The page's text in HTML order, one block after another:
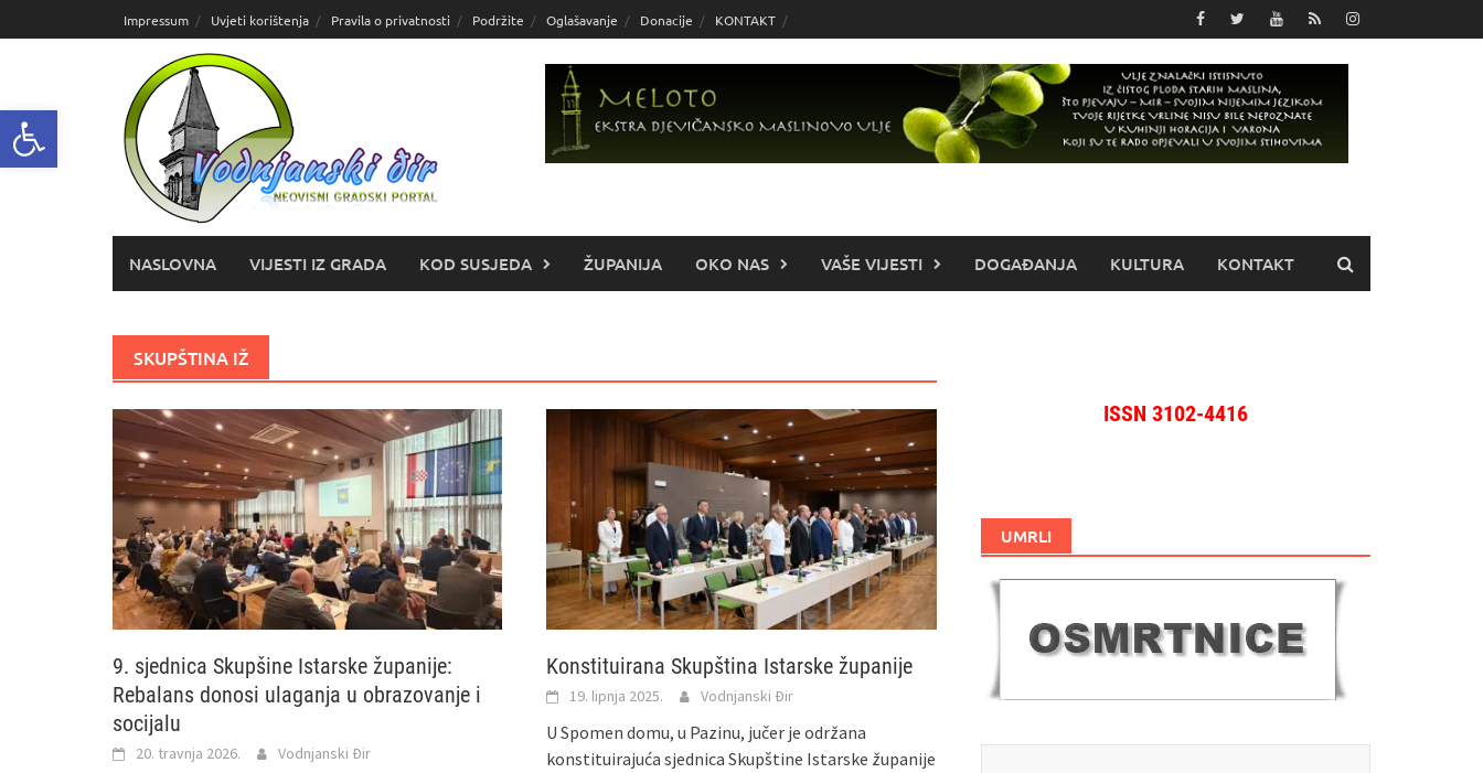
Open toolbar
do
Impressum Uvjeti korištenja Pravila o privatnosti Podržite Oglašavanje Donacije KONTAKT
NASLOVNA VIJESTI IZ GRADA KOD SUSJEDA ŽUPANIJA OKO NAS VAŠE VIJESTI DOGAĐANJA KULTURA KONTAKT
SKUPŠTINA IŽ
9. sjednica Skupšine Istarske županije:
Rebalans donosi ulaganja u obrazovanje i
socijalu
20. travnja 2026. Vodnjanski Đir
Konstituirana Skupština Istarske županije
19. lipnja 2025. Vodnjanski Đir
U Spomen domu, u Pazinu, jučer je održana
konstituirajuća sjednica Skupštine Istarske županije
ISSN 3102-4416
UMRLI